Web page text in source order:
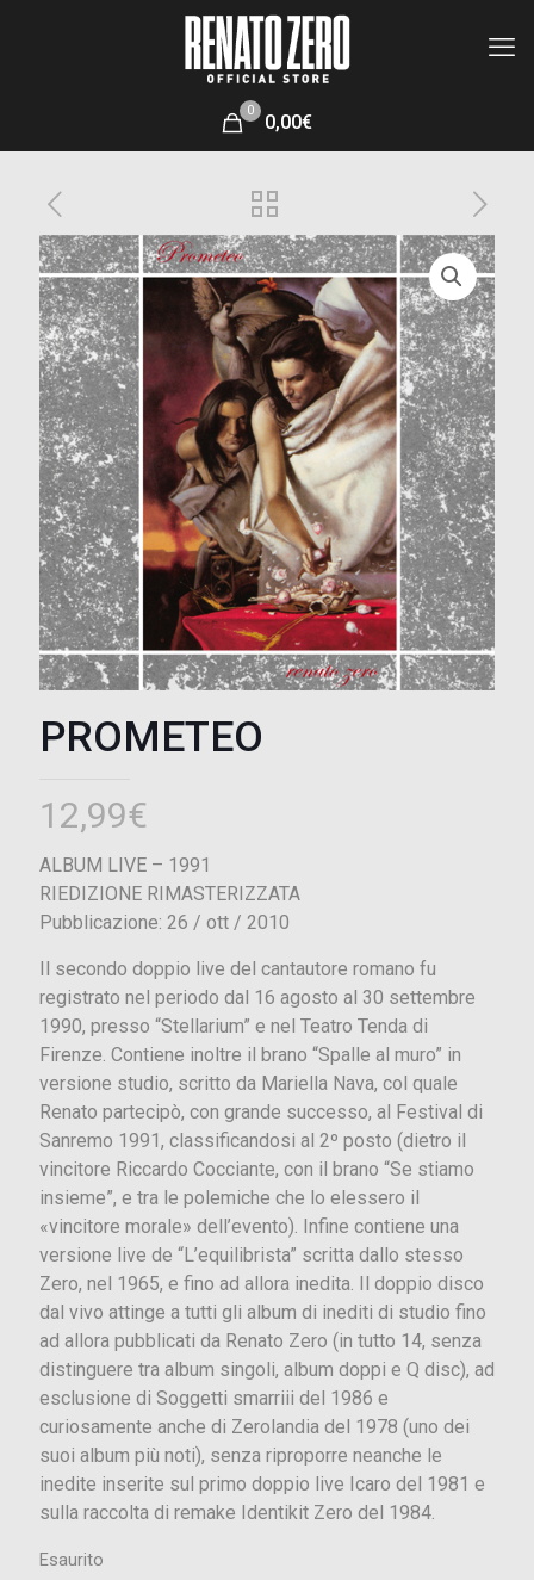
0
0,00€
PROMETEO
12,99€
ALBUM LIVE – 1991
RIEDIZIONE RIMASTERIZZATA
Pubblicazione: 26 / ott / 2010
Il secondo doppio live del cantautore romano fu
registrato nel periodo dal 16 agosto al 30 settembre
1990, presso “Stellarium” e nel Teatro Tenda di
Firenze. Contiene inoltre il brano “Spalle al muro” in
versione studio, scritto da Mariella Nava, col quale
Renato partecipò, con grande successo, al Festival di
Sanremo 1991, classificandosi al 2º posto (dietro il
vincitore Riccardo Cocciante, con il brano “Se stiamo
insieme”, e tra le polemiche che lo elessero il
«vincitore morale» dell’evento). Infine contiene una
versione live de “L’equilibrista” scritta dallo stesso
Zero, nel 1965, e fino ad allora inedita. Il doppio disco
dal vivo attinge a tutti gli album di inediti di studio fino
ad allora pubblicati da Renato Zero (in tutto 14, senza
distinguere tra album singoli, album doppi e Q disc), ad
esclusione di Soggetti smarriii del 1986 e
curiosamente anche di Zerolandia del 1978 (uno dei
suoi album più noti), senza riproporre neanche le
inedite inserite sul primo doppio live Icaro del 1981 e
sulla raccolta di remake Identikit Zero del 1984.
Esaurito